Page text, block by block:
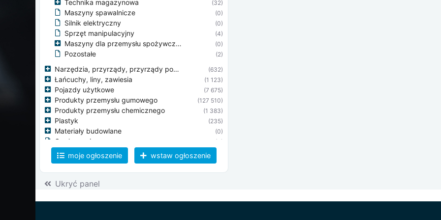
Technika magazynowa (32)
Maszyny spawalnicze (0)
Silnik elektryczny (0)
Sprzęt manipulacyjny (4)
Maszyny dla przemysłu spożywczego (0)
Pozostałe (2)
Narzędzia, przyrządy, przyrządy pomiarowe (632)
Łańcuchy, liny, zawiesia (1 123)
Pojazdy użytkowe (7 675)
Produkty przemysłu gumowego (127 510)
Produkty przemysłu chemicznego (1 383)
Plastyk (235)
Materiały budowlane (0)
Opakowania (0)
Ochronne pomoce robocze
Wyprzedaże (1 224)
Pozostałe (157)
moje ogłoszenie wstaw ogłoszenie
Ukryć panel